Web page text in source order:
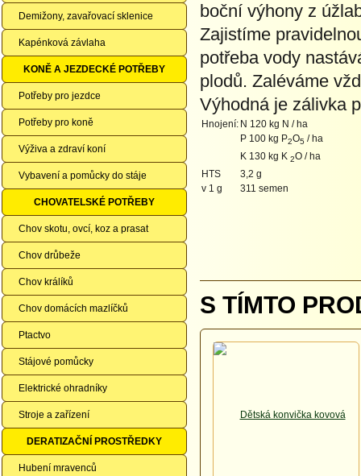
Demižony, zavařovací sklenice
Kapénková závlaha
KONĚ A JEZDECKÉ POTŘEBY
Potřeby pro jezdce
Potřeby pro koně
Výživa a zdraví koní
Vybavení a pomůcky do stáje
CHOVATELSKÉ POTŘEBY
Chov skotu, ovcí, koz a prasat
Chov drůbeže
Chov králíků
Chov domácích mazlíčků
Ptactvo
Stájové pomůcky
Elektrické ohradníky
Stroje a zařízení
DERATIZAČNÍ PROSTŘEDKY
Hubení mravenců
boční výhony z
Zajistíme
potřeba vody
plodů. Zaléváme
Výhodná je zálivka
Hnojení: N 120 kg N / ha
P 100 kg P2O5 / ha
K 130 kg K 2O / ha
HTS
3,2 g
v 1 g
311 semen
S TÍMTO